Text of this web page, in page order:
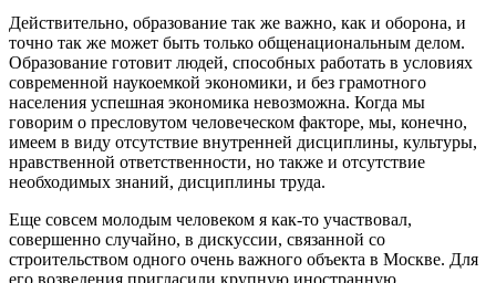
Действительно, образование так же важно, как и оборона, и
точно так же может быть только общенациональным делом.
Образование готовит людей, способных работать в условиях
современной наукоемкой экономики, и без грамотного
населения успешная экономика невозможна. Когда мы
говорим о пресловутом человеческом факторе, мы, конечно,
имеем в виду отсутствие внутренней дисциплины, культуры,
нравственной ответственности, но также и отсутствие
необходимых знаний, дисциплины труда.
Еще совсем молодым человеком я как-то участвовал,
совершенно случайно, в дискуссии, связанной со
строительством одного очень важного объекта в Москве. Для
его возведения пригласили крупную иностранную